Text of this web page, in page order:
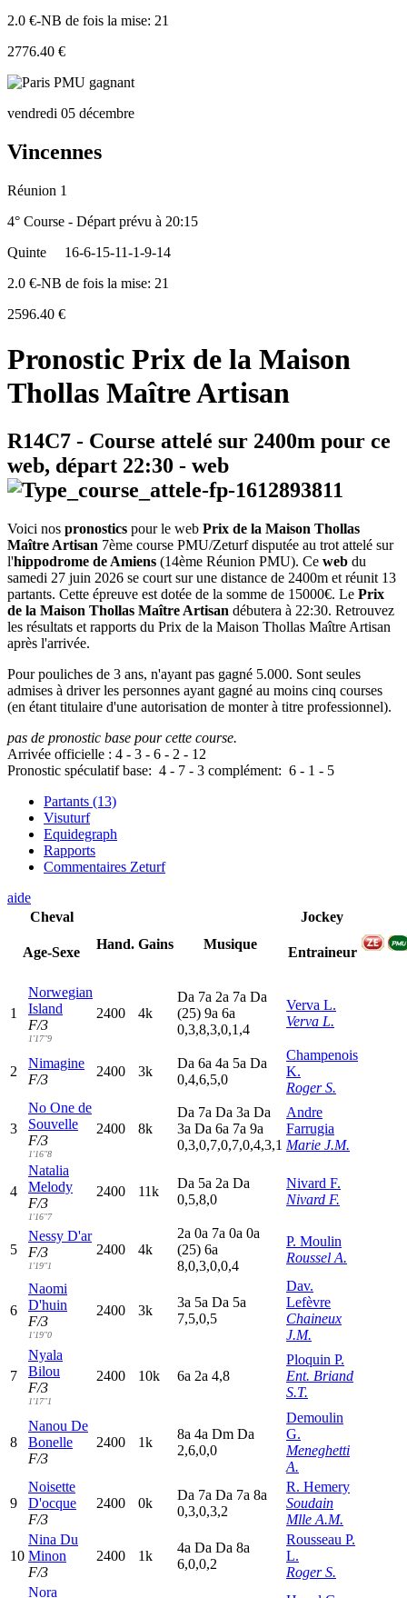
2.0 €-NB de fois la mise: 21
2776.40 €
vendredi 05 décembre
Vincennes
Réunion 1
4° Course - Départ prévu à 20:15
Quinte
16-6-15-11-1-9-14
2.0 €-NB de fois la mise: 21
2596.40 €
Pronostic Prix de la Maison
Thollas Maître Artisan
R14C7 - Course attelé sur 2400m pour ce
web, départ 22:30 - web
Voici nos pronostics pour le web Prix de la Maison Thollas
Maître Artisan 7ème course PMU/Zeturf disputée au trot attelé sur
l'hippodrome de Amiens (14ème Réunion PMU). Ce web du
samedi 27 juin 2026 se court sur une distance de 2400m et réunit 13
partants. Cette épreuve est dotée de la somme de 15000€. Le Prix
de la Maison Thollas Maître Artisan débutera à 22:30. Retrouvez
les résultats et rapports du Prix de la Maison Thollas Maître Artisan
après l'arrivée.
Pour pouliches de 3 ans, n'ayant pas gagné 5.000. Sont seules
admises à driver les personnes ayant gagné au moins cinq courses
(en étant titulaire d'une autorisation de monter à titre professionnel).
pas de pronostic base pour cette course.
Arrivée officielle : 4 - 3 - 6 - 2 - 12
Pronostic spéculatif base: 4 - 7 - 3 complément: 6 - 1 - 5
Partants (13)
Visuturf
Equidegraph
Rapports
Commentaires Zeturf
aide
Cheval
Age-Sexe
Hand. Gains Musique
Jockey
Entraineur
1
Norwegian
Island
F/3
1'17"9
2400 4k
Da 7a 2a 7a Da
(25) 9a 6a
0,3,8,3,0,1,4
Verva L.
Verva L.
2
Nimagine
F/3
2400 3k
Da 6a 4a 5a Da
0,4,6,5,0
Champenois
K.
Roger S.
3
No One de
Souvelle
F/3
1'16"8
2400 8k
Da 7a Da 3a Da
3a Da 6a 7a 9a
0,3,0,7,0,7,0,4,3,1
Andre
Farrugia
Marie J.M.
4
Natalia
Melody
F/3
1'16"7
2400 11k
Da 5a 2a Da
0,5,8,0
Nivard F.
Nivard F.
5
Nessy D'ar
F/3
1'19"1
2400 4k
2a 0a 7a 0a 0a
(25) 6a
8,0,3,0,0,4
P. Moulin
Roussel A.
6
Naomi
D'huin
F/3
1'19"0
2400 3k
3a 5a Da 5a
7,5,0,5
Dav.
Lefèvre
Chaineux
J.M.
7
Nyala
Bilou
F/3
1'17"1
2400 10k 6a 2a 4,8
Ploquin P.
Ent. Briand
S.T.
8
Nanou De
Bonelle
F/3
2400 1k
8a 4a Dm Da
2,6,0,0
Demoulin
G.
Meneghetti
A.
9
Noisette
D'ocque
F/3
2400 0k
Da 7a Da 7a 8a
0,3,0,3,2
R. Hemery
Soudain
Mlle A.M.
10
Nina Du
Minon
F/3
2400 1k
4a Da Da 8a
6,0,0,2
Rousseau P.
L.
Roger S.
Nora